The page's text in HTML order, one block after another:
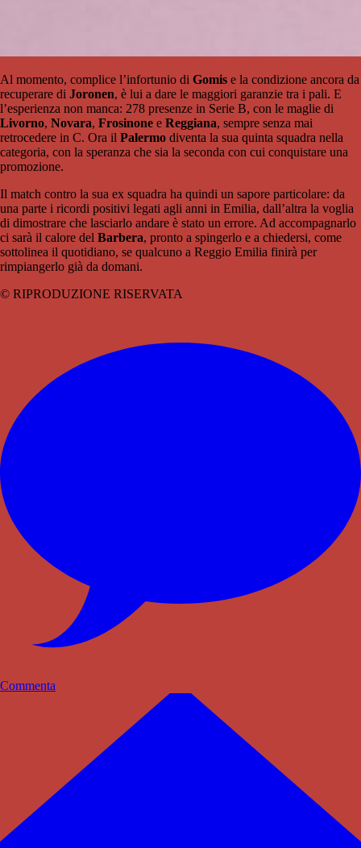
Al momento, complice l’infortunio di Gomis e la condizione ancora da
recuperare di Joronen, è lui a dare le maggiori garanzie tra i pali. E
l’esperienza non manca: 278 presenze in Serie B, con le maglie di
Livorno, Novara, Frosinone e Reggiana, sempre senza mai
retrocedere in C. Ora il Palermo diventa la sua quinta squadra nella
categoria, con la speranza che sia la seconda con cui conquistare una
promozione.
Il match contro la sua ex squadra ha quindi un sapore particolare: da
una parte i ricordi positivi legati agli anni in Emilia, dall’altra la voglia
di dimostrare che lasciarlo andare è stato un errore. Ad accompagnarlo
ci sarà il calore del Barbera, pronto a spingerlo e a chiedersi, come
sottolinea il quotidiano, se qualcuno a Reggio Emilia finirà per
rimpiangerlo già da domani.
© RIPRODUZIONE RISERVATA
Commenta